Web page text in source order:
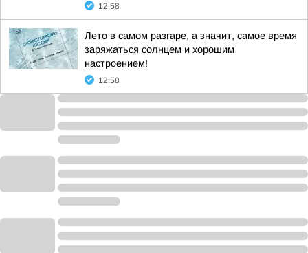
12:58
Лето в самом разгаре, а значит, самое время
заряжаться солнцем и хорошим
настроением!
12:58